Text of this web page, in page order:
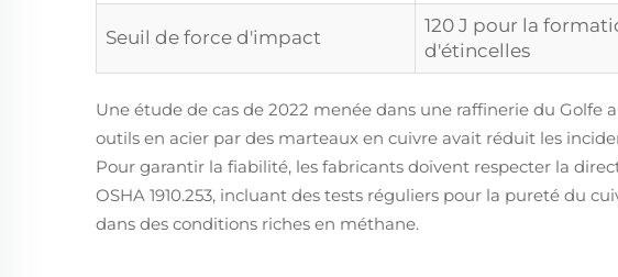
Seuil de force d'impact
120 J pour la
d'étincelles
Une étude de cas de 2022 menée dans une raffinerie du Golfe
outils en acier par des marteaux en cuivre avait réduit les
Pour garantir la fiabilité, les fabricants doivent respecter la
OSHA 1910.253, incluant des tests réguliers pour la pureté du
dans des conditions riches en méthane.